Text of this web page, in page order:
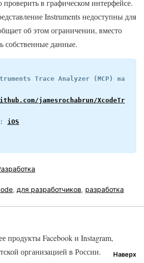
в графическом интерфейсе.
Instruments недоступны для
об этом ограничении, вместо
собственные данные.
Trace Analyzer (MCP) на
jamesrochabrun/XcodeTr
iOS
, для разработчиков, разработка
Наверх
продукты Facebook и Instagram,
организацией в России.